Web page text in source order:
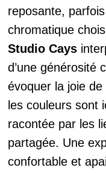
reposante,
chromatique
Studio Cays
d’une générosité
évoquer la joie
les couleurs sont
racontée par les
partagée. Une
confortable et